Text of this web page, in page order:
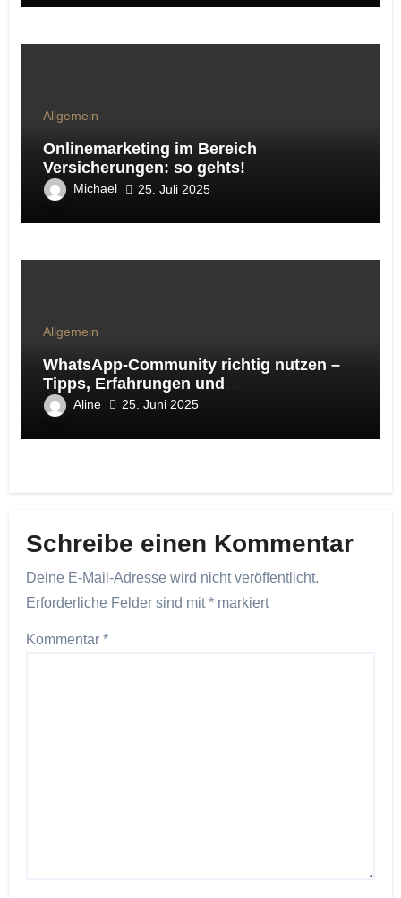
Allgemein
Onlinemarketing im Bereich
Versicherungen: so gehts!
Michael 25. Juli 2025
Allgemein
WhatsApp-Community richtig nutzen –
Tipps, Erfahrungen und
Handlungsempfehlungen aus der Online-
Marketing-Praxis
Aline 25. Juni 2025
Schreibe einen Kommentar
Deine E-Mail-Adresse wird nicht veröffentlicht.
Erforderliche Felder sind mit* markiert
Kommentar*